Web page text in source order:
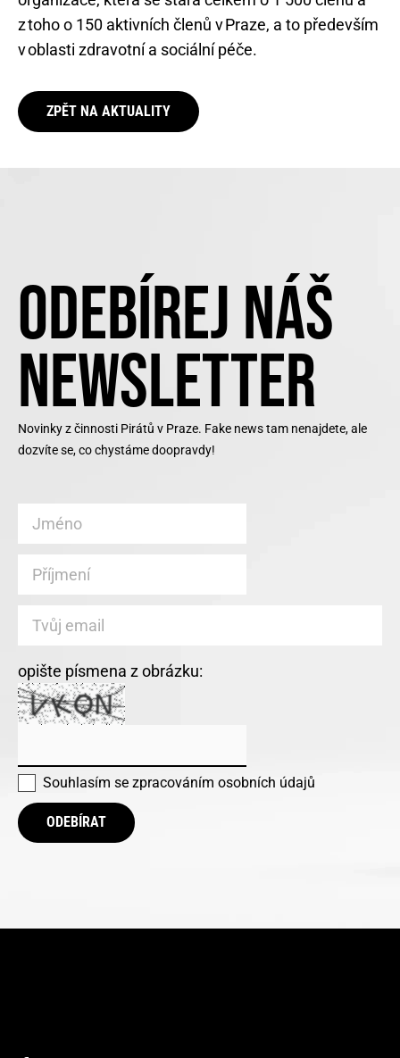
z toho o 150 aktivních členů v Praze, a to především
v oblasti zdravotní a sociální péče.
ZPĚT NA AKTUALITY
ODEBÍREJ NÁŠ
NEWSLETTER
Novinky z činnosti Pirátů v Praze. Fake news tam nenajdete, ale
dozvíte se, co chystáme doopravdy!
opište písmena z obrázku:
Souhlasím se zpracováním osobních údajů
ODEBÍRAT